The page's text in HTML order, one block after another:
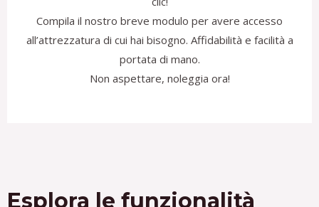
Compila il nostro breve modulo per avere accesso
all’attrezzatura di cui hai bisogno. Affidabilità e facilità a
portata di mano.
Non aspettare, noleggia ora!
Esplora le funzionalità